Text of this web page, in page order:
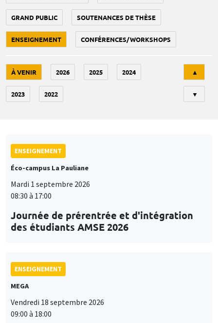
GRAND PUBLIC SOUTENANCES DE THÈSE
ENSEIGNEMENT CONFÉRENCES/WORKSHOPS
À VENIR 2026 2025 2024
2023 2022
▲
▼
ENSEIGNEMENT
Éco-campus La Pauliane
Mardi 1 septembre 2026
08:30 à 17:00
Journée de prérentrée et d'intégration
des étudiants AMSE 2026
ENSEIGNEMENT
MEGA
Vendredi 18 septembre 2026
09:00 à 18:00